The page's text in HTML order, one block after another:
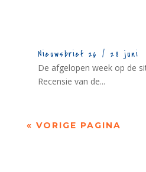
Nieuwsbrief 26 / 28 juni
De afgelopen week op de
Recensie van de...
« VORIGE PAGINA